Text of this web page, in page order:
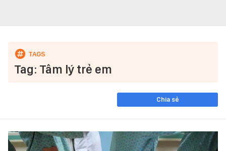
Tag: Tâm lý trẻ em
Chia sẻ